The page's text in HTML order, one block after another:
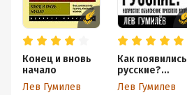
Конец и вновь
начало
Лев Гумилев
Как появились
русские?
Непростое
объяснение
Лев Гумилев